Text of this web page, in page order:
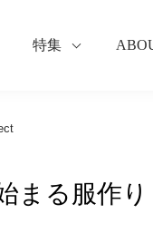
特集
まる服作り